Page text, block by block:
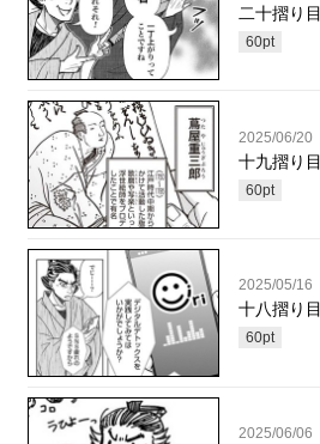
二十摺り目
60pt
2025/06/20
十九摺り目
60pt
2025/05/16
十八摺り目
60pt
2025/06/06